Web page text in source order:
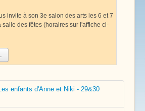
invite à son 3e salon des arts les 6 et 7
salle des fêtes (horaires sur l'affiche ci-
enfants d'Anne et Niki - 29&30